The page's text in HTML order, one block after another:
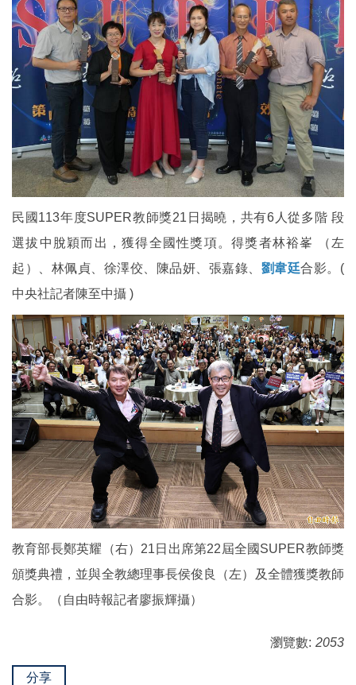
民國113年度SUPER教師獎21日揭曉，共有6人從多階 段
選拔中脫穎而出，獲得全國性獎項。得獎者林裕峯 （左
起）、林佩貞、徐澤佼、陳品妍、張嘉錄、 劉韋廷合影。(
中央社記者陳至中攝 )
教育部長鄭英耀（右）21日出席第22屆全國SUPER教師獎
頒獎典禮，並與全教總理事長侯俊良（左）及全體獲獎教師
合影。（自由時報記者廖振輝攝）
瀏覽數: 2053
分享